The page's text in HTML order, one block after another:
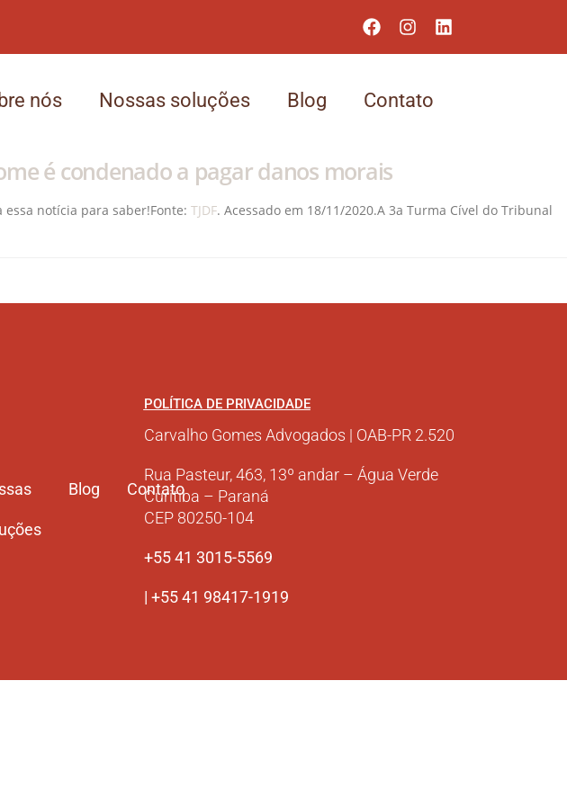
nós Nossas soluções Blog Contato
é condenado a pagar danos morais
notícia para saber!Fonte: TJDF. Acessado em 18/11/2020.A 3a Turma Cível do Tribunal
Blog Contato
POLÍTICA DE PRIVACIDADE
Carvalho Gomes Advogados | OAB-PR 2.520
Rua Pasteur, 463, 13º andar – Água Verde
Curitiba – Paraná
CEP 80250-104
+55 41 3015-5569
| +55 41 98417-1919